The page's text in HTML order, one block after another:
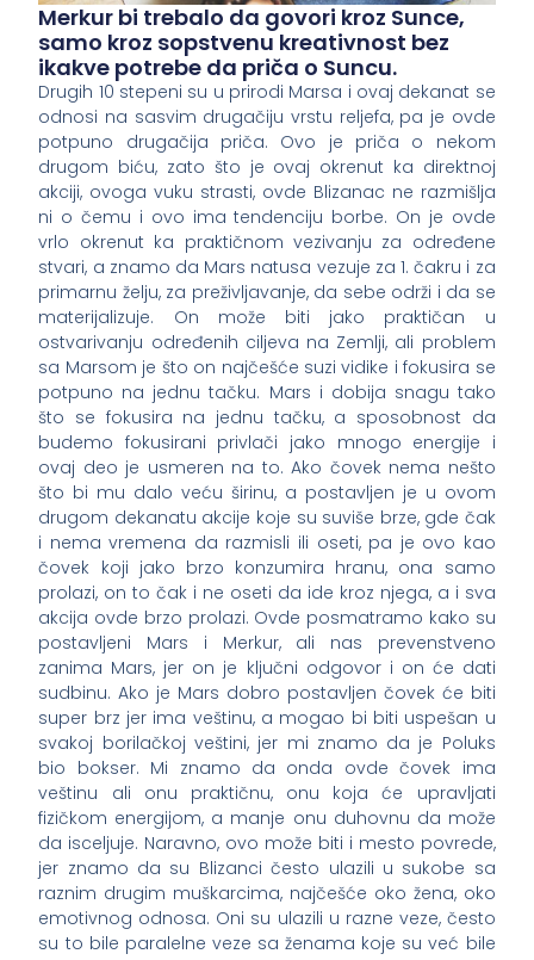
Merkur bi trebalo da govori kroz Sunce,
samo kroz sopstvenu kreativnost bez
ikakve potrebe da priča o Suncu.
Drugih 10 stepeni su u prirodi Marsa i ovaj dekanat se
odnosi na sasvim drugačiju vrstu reljefa, pa je ovde
potpuno drugačija priča. Ovo je priča o nekom
drugom biću, zato što je ovaj okrenut ka direktnoj
akciji, ovoga vuku strasti, ovde Blizanac ne razmišlja
ni o čemu i ovo ima tendenciju borbe. On je ovde
vrlo okrenut ka praktičnom vezivanju za određene
stvari, a znamo da Mars natusa vezuje za 1. čakru i za
primarnu želju, za preživljavanje, da sebe održi i da se
materijalizuje. On može biti jako praktičan u
ostvarivanju određenih ciljeva na Zemlji, ali problem
sa Marsom je što on najčešće suzi vidike i fokusira se
potpuno na jednu tačku. Mars i dobija snagu tako
što se fokusira na jednu tačku, a sposobnost da
budemo fokusirani privlači jako mnogo energije i
ovaj deo je usmeren na to. Ako čovek nema nešto
što bi mu dalo veću širinu, a postavljen je u ovom
drugom dekanatu akcije koje su suviše brze, gde čak
i nema vremena da razmisli ili oseti, pa je ovo kao
čovek koji jako brzo konzumira hranu, ona samo
prolazi, on to čak i ne oseti da ide kroz njega, a i sva
akcija ovde brzo prolazi. Ovde posmatramo kako su
postavljeni Mars i Merkur, ali nas prevenstveno
zanima Mars, jer on je ključni odgovor i on će dati
sudbinu. Ako je Mars dobro postavljen čovek će biti
super brz jer ima veštinu, a mogao bi biti uspešan u
svakoj borilačkoj veštini, jer mi znamo da je Poluks
bio bokser. Mi znamo da onda ovde čovek ima
veštinu ali onu praktičnu, onu koja će upravljati
fizičkom energijom, a manje onu duhovnu da može
da isceljuje. Naravno, ovo može biti i mesto povrede,
jer znamo da su Blizanci često ulazili u sukobe sa
raznim drugim muškarcima, najčešće oko žena, oko
emotivnog odnosa. Oni su ulazili u razne veze, često
su to bile paralelne veze sa ženama koje su već bile